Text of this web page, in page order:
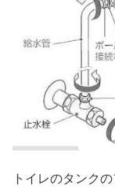
トイレのタンク